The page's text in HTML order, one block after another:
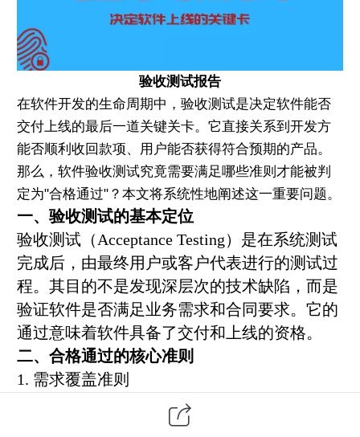
验收测试报告
在软件开发的生命周期中，验收测试是决定软件能否
交付上线的最后一道关键关卡。它直接关系到开发方
能否顺利收回款项、用户能否获得符合预期的产品。
那么，软件验收测试究竟需要满足哪些准则才能被判
定为"合格通过" ？本文将系统性地阐述这一重要问题。
一、验收测试的基本定位
验收测试（ Acceptance Testing）是在系统测试
完成后，由最终用户或客户代表进行的测试过
程。其目的不是发现深层次的技术缺陷，而是
验证软件是否满足业务需求和合同要求。它的
通过意味着软件具备了交付和上线的资格。
二、合格通过的核心准则
1. 需求覆盖准则
软件必须完全覆盖需求规格说明书中定义的所
有功能性和非功能性需求。每个需求都应有对